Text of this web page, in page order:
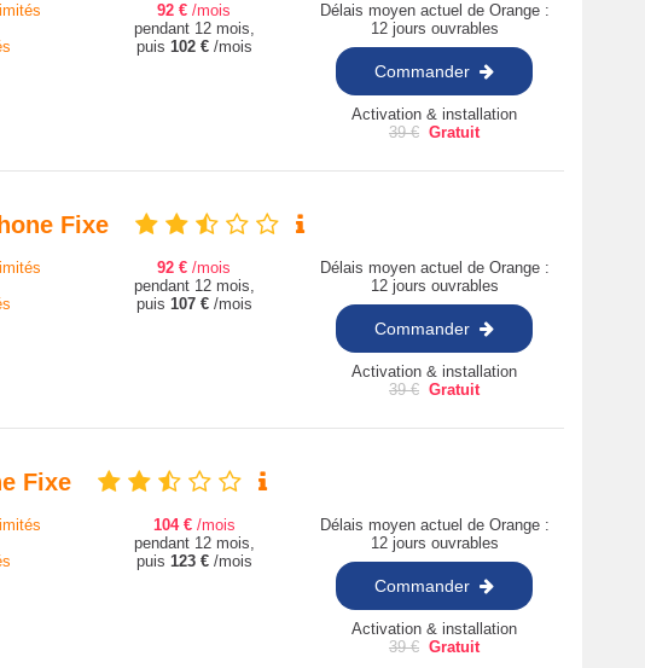
92 € /mois
pendant 12 mois,
puis 102 €/mois
Délais moyen actuel de Orange :
12 jours ouvrables
Commander
Activation & installation
39€ Gratuit
Fixe
92 € /mois
pendant 12 mois,
puis 107 €/mois
Délais moyen actuel de Orange :
12 jours ouvrables
Commander
Activation & installation
39€ Gratuit
Fixe
104 € /mois
pendant 12 mois,
puis 123 €/mois
Délais moyen actuel de Orange :
12 jours ouvrables
Commander
Activation & installation
39€ Gratuit